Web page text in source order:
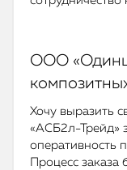
ООО
Хочу выразить
«АСБ2л-Трейд»
оперативность
Процесс